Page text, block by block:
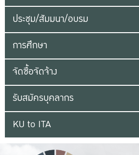
ประชุม/สัมมนา/อบรม
การศึกษา
จัดซื้อจัดจ้าง
รับสมัครบุคลากร
KU to ITA